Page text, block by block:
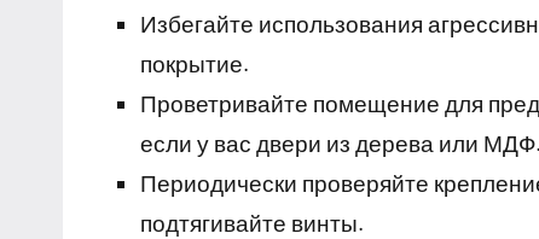
Избегайте использования
покрытие.
Проветривайте помещение для
если у вас двери из дерева или МДФ.
Периодически проверяйте
подтягивайте винты.